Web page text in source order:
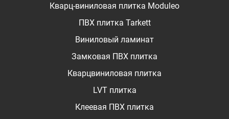
Кварц-виниловая плитка Moduleo
ПВХ плитка Tarkett
Виниловый ламинат
Замковая ПВХ плитка
Кварцвиниловая плитка
LVT плитка
Клеевая ПВХ плитка